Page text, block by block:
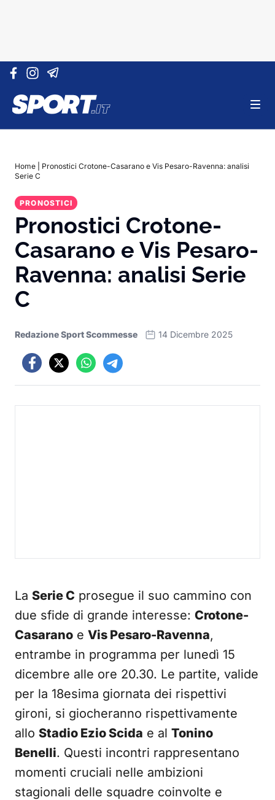
Vai al contenuto
Home
Pronostici Crotone-Casarano e Vis Pesaro-Ravenna: analisi
Serie C
PRONOSTICI
Pronostici Crotone-
Casarano e Vis Pesaro-
Ravenna: analisi Serie
C
Redazione Sport Scommesse 14 Dicembre 2025
La Serie C prosegue il suo cammino con
due sfide di grande interesse: Crotone-
Casarano e Vis Pesaro-Ravenna,
entrambe in programma per lunedì 15
dicembre alle ore 20.30. Le partite, valide
per la 18esima giornata dei rispettivi
gironi, si giocheranno rispettivamente
allo Stadio Ezio Scida e al Tonino
Benelli. Questi incontri rappresentano
momenti cruciali nelle ambizioni
stagionali delle squadre coinvolte e